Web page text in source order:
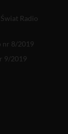
Radio
nr 8/2019
9/2019